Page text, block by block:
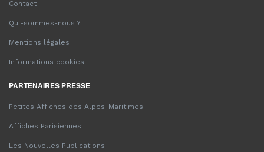
Contact
Qui-sommes-nous ?
Mentions légales
Informations cookies
PARTENAIRES PRESSE
Petites Affiches des Alpes-Maritimes
Affiches Parisiennes
Les Nouvelles Publications